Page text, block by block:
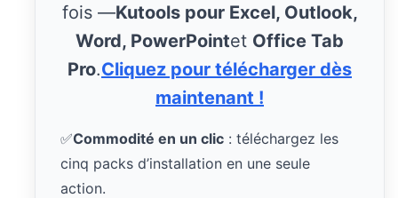
fois —Kutools pour Excel, Outlook,
Word, PowerPointet Office Tab
Pro.Cliquez pour télécharger dès
maintenant !
✅Commodité en un clic : téléchargez les
cinq packs d’installation en une seule
action.